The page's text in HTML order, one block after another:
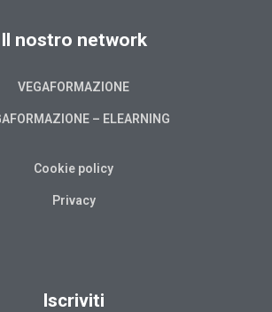
Il nostro network
VEGAFORMAZIONE
– ELEARNING
Cookie policy
Privacy
Iscriviti